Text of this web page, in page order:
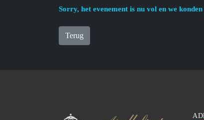
Sorry, het evenement is nu vol en we
Terug